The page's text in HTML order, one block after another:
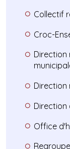
Collectif
Croc-
Direction
Direction
Direction
Office